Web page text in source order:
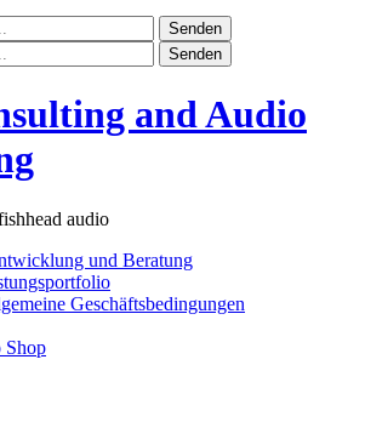
Senden
Senden
and Audio
audio
und Beratung
Geschäftsbedingungen
Shop